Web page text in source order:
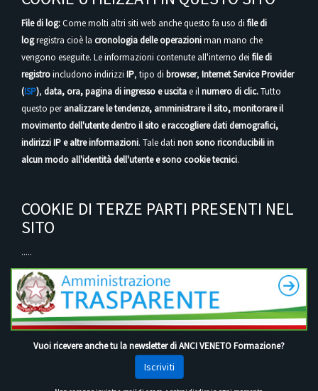
File di log:Come molti altri siti web anche questo fa uso di file di
logregistra cioè la cronologia delle operazioniman mano che
vengono eseguite. Le informazioni contenute all'interno dei file di
registroincludono indirizzi IP, tipo di browser, Internet Service Provider
(ISP), data, ora, pagina di ingresso e uscitae ilnumero di clic.Tutto
questo peranalizzare le tendenze, amministrare il sito, monitorare il
movimento dell'utente dentro il sito e raccogliere dati demografici,
indirizzi IP e altre informazioni. Tale dati non sono riconducibili in
alcun modo all'identità dell'utente e sono cookie tecnici.
COOKIE DI TERZE PARTI PRESENTI NEL
SITO
.....
Vuoi ricevere anche tu la newsletter di ANCI VENETO Formazione?
Iscriviti